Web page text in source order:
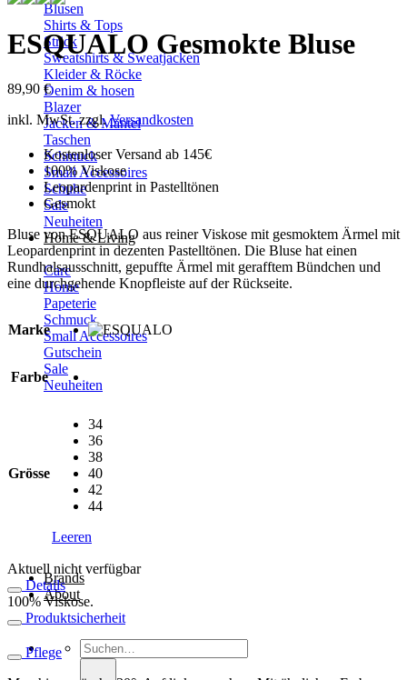
Blusen
Shirts & Tops
Strick
Sweatshirts & Sweatjacken
Kleider & Röcke
Denim & hosen
Blazer
Jacken & Mäntel
Taschen
Schmuck
Small Accessoires
Schuhe
Sale
Neuheiten
Home & Living
Care
Home
Papeterie
Schmuck
Small Accessoires
Gutschein
Sale
Neuheiten
Brands
About
Suche
nach:
ESQUALO Gesmokte Bluse
89,90 €
inkl. MwSt. zzgl.Versandkosten
Kostenloser Versand ab 145€
100% Viskose
Leopardenprint in Pastelltönen
Gesmokt
Bluse von ESQUALO aus reiner Viskose mit gesmoktem Ärmel mit
Leopardenprint in dezenten Pastelltönen. Die Bluse hat einen
Rundhalsausschnitt, gepuffte Ärmel mit gerafftem Bündchen und
eine durchgehende Knopfleiste auf der Rückseite.
Marke
Farbe
Grösse
34
36
38
40
42
44
Leeren
Aktuell nicht verfügbar
Details
100% Viskose.
Produktsicherheit
Pflege